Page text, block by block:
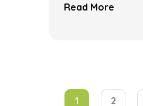
Read More
1 2